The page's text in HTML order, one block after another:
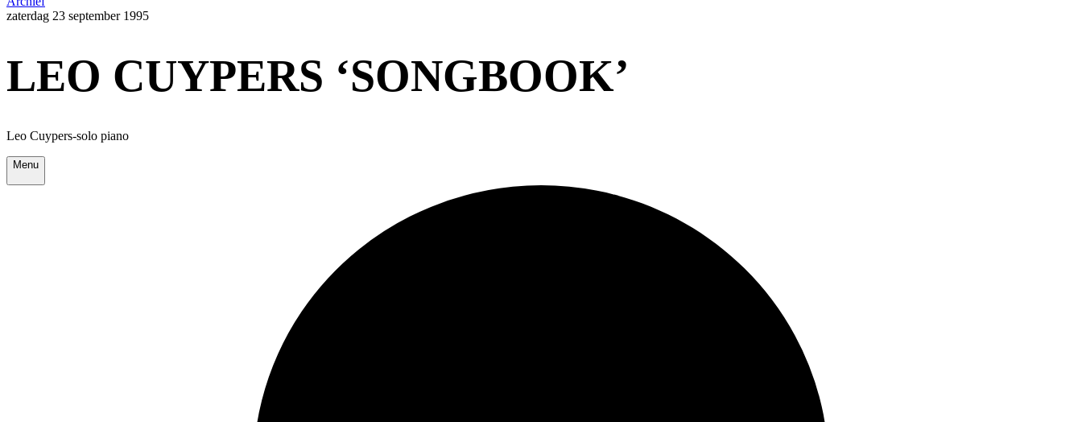
zaterdag 23 september 1995
LEO CUYPERS ‘SONGBOOK’
Leo Cuypers-solo piano
Menu